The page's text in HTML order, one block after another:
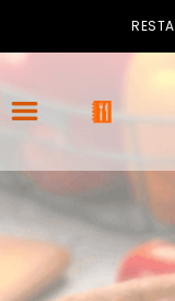
ACCUEIL